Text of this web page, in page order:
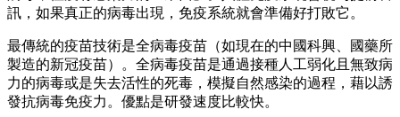
訊，如果真正的病毒出現，免疫系統就會準備好打敗它。
最傳統的疫苗技術是全病毒疫苗（如現在的中國科興、國藥所
製造的新冠疫苗）。全病毒疫苗是通過接種人工弱化且無致病
力的病毒或是失去活性的死毒，模擬自然感染的過程，藉以誘
發抗病毒免疫力。優點是研發速度比較快。